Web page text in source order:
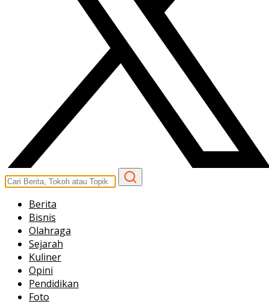
Berita
Bisnis
Olahraga
Sejarah
Kuliner
Opini
Pendidikan
Foto